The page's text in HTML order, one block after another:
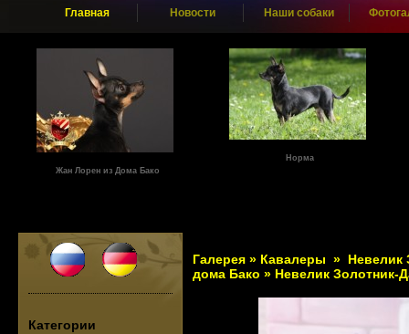
Главная Новости Наши собаки
Жан Лорен из Дома Бако
Норма
Категории
Галерея » Кавалеры » Невелик
дома Бако » Невелик Золотник-